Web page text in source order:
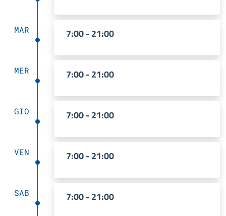
MAR 7:00 - 21:00
MER 7:00 - 21:00
GIO 7:00 - 21:00
VEN 7:00 - 21:00
SAB 7:00 - 21:00